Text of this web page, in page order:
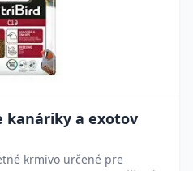
kanáriky a exotov
krmivo určené pre